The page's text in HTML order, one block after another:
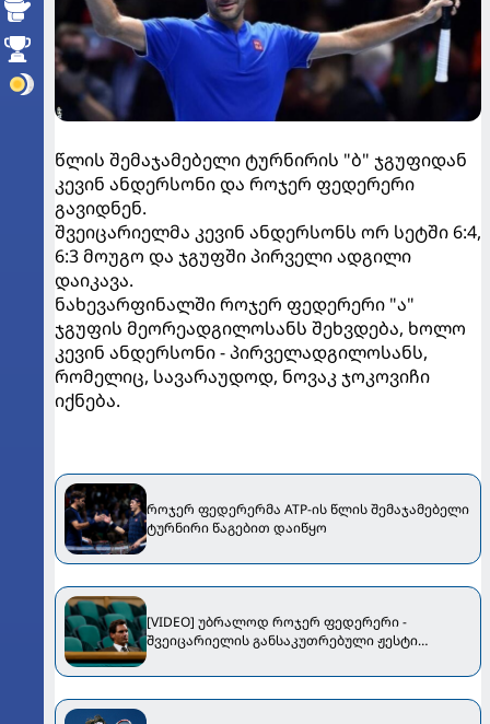
წლის შემაჯამებელი ტურნირის "ბ" ჯგუფიდან
კევინ ანდერსონი და როჯერ ფედერერი
გავიდნენ.
შვეიცარიელმა კევინ ანდერსონს ორ სეტში 6:4,
6:3 მოუგო და ჯგუფში პირველი ადგილი
დაიკავა.
ნახევარფინალში როჯერ ფედერერი "ა"
ჯგუფის მეორეადგილოსანს შეხვდება, ხოლო
კევინ ანდერსონი - პირველადგილოსანს,
რომელიც, სავარაუდოდ, ნოვაკ ჯოკოვიჩი
იქნება.
როჯერ ფედერერმა ATP-ის წლის შემაჯამებელი
ტურნირი წაგებით დაიწყო
[VIDEO] უბრალოდ როჯერ ფედერერი -
შვეიცარიელის განსაკუთრებული ჟესტი